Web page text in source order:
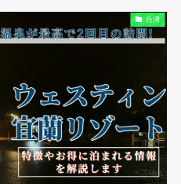
台湾